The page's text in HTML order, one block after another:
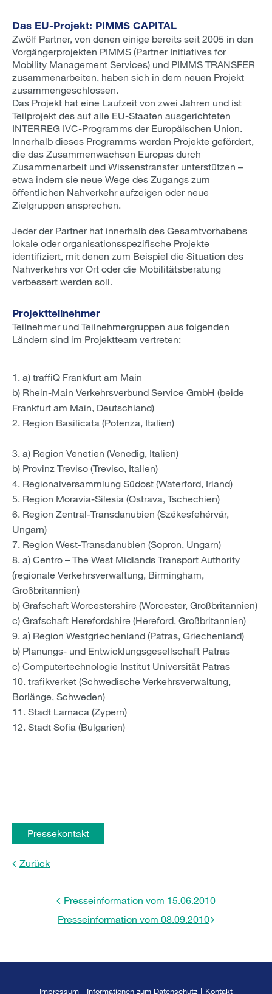
Das EU-Projekt: PIMMS CAPITAL
Zwölf Partner, von denen einige bereits seit 2005 in den
Vorgängerprojekten PIMMS (Partner Initiatives for
Mobility Management Services) und PIMMS TRANSFER
zusammenarbeiten, haben sich in dem neuen Projekt
zusammengeschlossen.
Das Projekt hat eine Laufzeit von zwei Jahren und ist
Teilprojekt des auf alle EU-Staaten ausgerichteten
INTERREG IVC-Programms der Europäischen Union.
Innerhalb dieses Programms werden Projekte gefördert,
die das Zusammenwachsen Europas durch
Zusammenarbeit und Wissenstransfer unterstützen –
etwa indem sie neue Wege des Zugangs zum
öffentlichen Nahverkehr aufzeigen oder neue
Zielgruppen ansprechen.
Jeder der Partner hat innerhalb des Gesamtvorhabens
lokale oder organisationsspezifische Projekte
identifiziert, mit denen zum Beispiel die Situation des
Nahverkehrs vor Ort oder die Mobilitätsberatung
verbessert werden soll.
Projektteilnehmer
Teilnehmer und Teilnehmergruppen aus folgenden
Ländern sind im Projektteam vertreten:
a) traffiQ Frankfurt am Main
b) Rhein-Main Verkehrsverbund Service GmbH (beide
Frankfurt am Main, Deutschland)
Region Basilicata (Potenza, Italien)
a) Region Venetien (Venedig, Italien)
b) Provinz Treviso (Treviso, Italien)
Regionalversammlung Südost (Waterford, Irland)
Region Moravia-Silesia (Ostrava, Tschechien)
Region Zentral-Transdanubien (Székesfehérvár,
Ungarn)
Region West-Transdanubien (Sopron, Ungarn)
a) Centro – The West Midlands Transport Authority
(regionale Verkehrsverwaltung, Birmingham,
Großbritannien)
b) Grafschaft Worcestershire (Worcester, Großbritannien)
c) Grafschaft Herefordshire (Hereford, Großbritannien)
a) Region Westgriechenland (Patras, Griechenland)
b) Planungs- und Entwicklungsgesellschaft Patras
c) Computertechnologie Institut Universität Patras
trafikverket (Schwedische Verkehrsverwaltung,
Borlänge, Schweden)
Stadt Larnaca (Zypern)
Stadt Sofia (Bulgarien)
Pressekontakt
Zurück
Presseinformation vom 15.06.2010
Presseinformation vom 08.09.2010
Impressum | Informationen zum Datenschutz | Kontakt